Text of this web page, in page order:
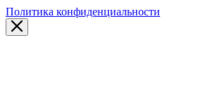
Политика конфиденциальности